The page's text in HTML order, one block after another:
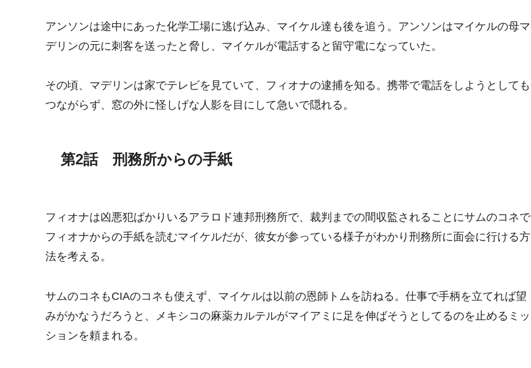
アンソンは途中にあった化学工場に逃げ込み、マイケル達も後を追う。アンソンはマイケルの母マ
デリンの元に刺客を送ったと脅し、マイケルが電話すると留守電になっていた。
その頃、マデリンは家でテレビを見ていて、フィオナの逮捕を知る。携帯で電話をしようとしても
つながらず、窓の外に怪しげな人影を目にして急いで隠れる。
第2話 刑務所からの手紙
フィオナは凶悪犯ばかりいるアラロド連邦刑務所で、裁判までの間収監されることにサムのコネで
フィオナからの手紙を読むマイケルだが、彼女が参っている様子がわかり刑務所に面会に行ける方
法を考える。
サムのコネもCIAのコネも使えず、マイケルは以前の恩師トムを訪ねる。仕事で手柄を立てれば望
みがかなうだろうと、メキシコの麻薬カルテルがマイアミに足を伸ばそうとしてるのを止めるミッ
ションを頼まれる。